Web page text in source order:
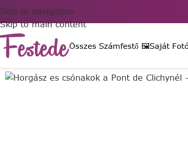
Skip to navigation
Skip to main content
Összes Számfestő 🖼️Saját